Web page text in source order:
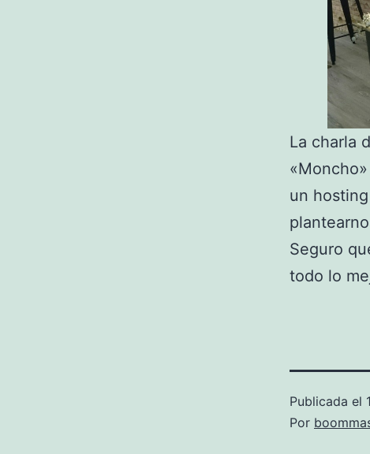
La charla
un
Seguro
todo lo
Publicada el
Por